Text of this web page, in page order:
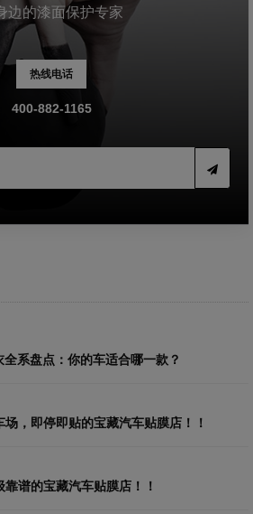
边的漆面保护专家
热线电话
400-882-1165
全系盘点：你的车适合哪一款？
，即停即贴的宝藏汽车贴膜店！！
谱的宝藏汽车贴膜店！！